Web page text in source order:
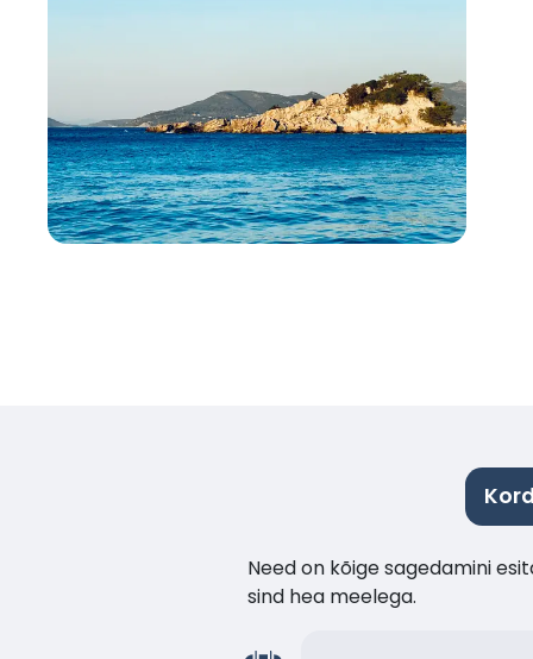
Need on kõige sagedamini
sind hea meelega.